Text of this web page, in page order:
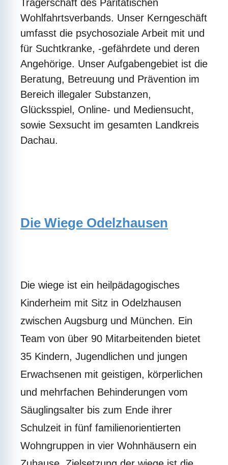
Trägerschaft des Paritätischen
Wohlfahrtsverbands. Unser Kerngeschäft
umfasst die psychosoziale Arbeit mit und
für Suchtkranke, -gefährdete und deren
Angehörige. Unser Aufgabengebiet ist die
Beratung, Betreuung und Prävention im
Bereich illegaler Substanzen,
Glücksspiel, Online- und Mediensucht,
sowie Sexsucht im gesamten Landkreis
Dachau.
Die Wiege Odelzhausen
Die wiege ist ein heilpädagogisches
Kinderheim mit Sitz in Odelzhausen
zwischen Augsburg und München. Ein
Team von über 90 Mitarbeitenden bietet
35 Kindern, Jugendlichen und jungen
Erwachsenen mit geistigen, körperlichen
und mehrfachen Behinderungen vom
Säuglingsalter bis zum Ende ihrer
Schulzeit in fünf familienorientierten
Wohngruppen in vier Wohnhäusern ein